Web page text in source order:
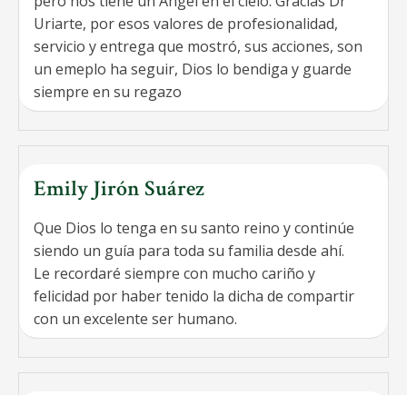
Uriarte, por esos valores de profesionalidad,
servicio y entrega que mostró, sus acciones, son
un emeplo ha seguir, Dios lo bendiga y guarde
siempre en su regazo
Emily Jirón Suárez
Que Dios lo tenga en su santo reino y continúe
siendo un guía para toda su familia desde ahí.
Le recordaré siempre con mucho cariño y
felicidad por haber tenido la dicha de compartir
con un excelente ser humano.